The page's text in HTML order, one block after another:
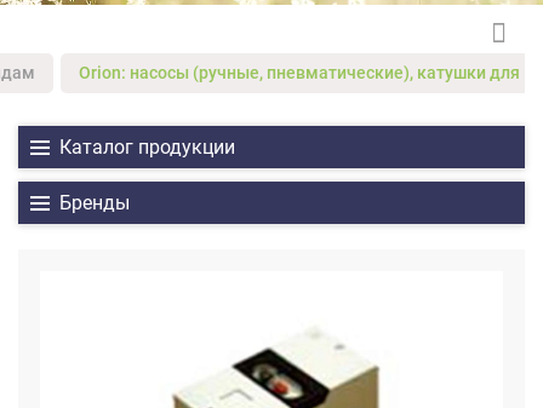
Orion: насосы (ручные, пневматические), катушки для
Каталог продукции
Бренды